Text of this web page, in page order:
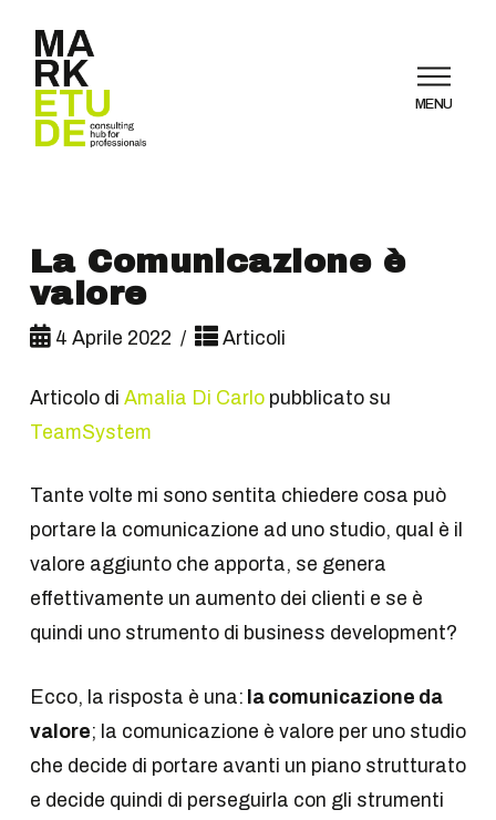
MENU
La Comunicazione è
valore
4 Aprile 2022 Articoli
Articolo di Amalia Di Carlopubblicato su
TeamSystem
Tante volte mi sono sentita chiedere cosa può
portare la comunicazione ad uno studio, qual è il
valore aggiunto che apporta, se genera
effettivamente un aumento dei clienti e se è
quindi uno strumento di business development?
Ecco, la risposta è una: la comunicazione da
valore; la comunicazione è valore per uno studio
che decide di portare avanti un piano strutturato
e decide quindi di perseguirla con gli strumenti